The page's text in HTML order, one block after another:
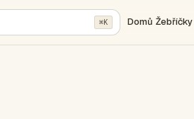
⌘K Domů Žebříčky